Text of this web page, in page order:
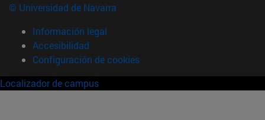
© Universidad de Navarra
Información legal
Accesibilidad
Configuración de cookies
Localizador de campus